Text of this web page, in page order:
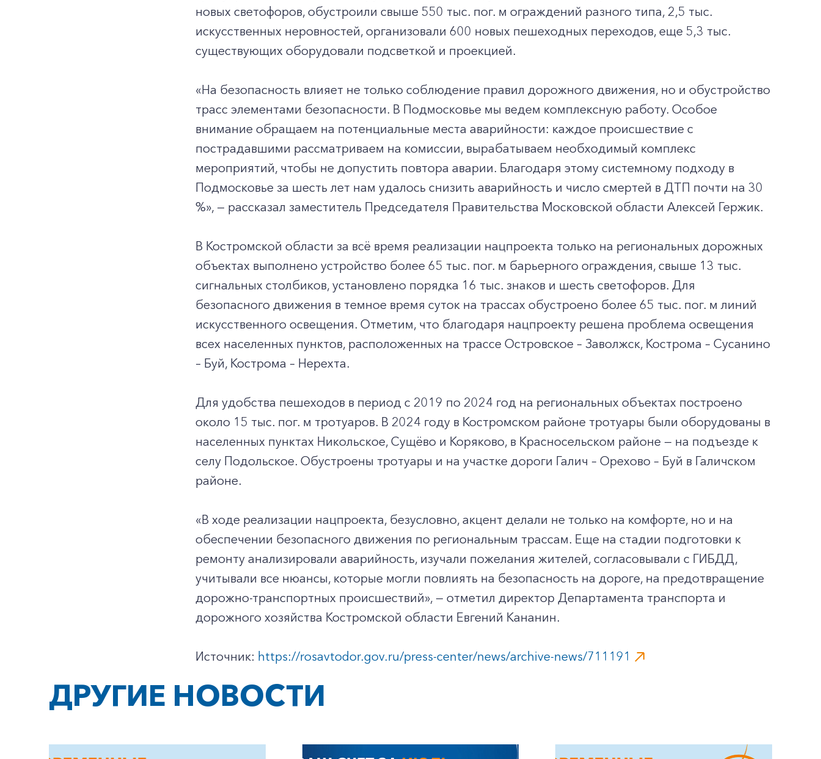
Заказать обратный звонок
новых светофоров, обустроили свыше 550 тыс. пог. м ограждений разного типа, 2,5 тыс.
искусственных неровностей, организовали 600 новых пешеходных переходов, еще 5,3 тыс.
существующих оборудовали подсветкой и проекцией.
«На безопасность влияет не только соблюдение правил дорожного движения, но и обустройство
трасс элементами безопасности. В Подмосковье мы ведем комплексную работу. Особое
внимание обращаем на потенциальные места аварийности: каждое происшествие с
пострадавшими рассматриваем на комиссии, вырабатываем необходимый комплекс
мероприятий, чтобы не допустить повтора аварии. Благодаря этому системному подходу в
Подмосковье за шесть лет нам удалось снизить аварийность и число смертей в ДТП почти на 30
%», — рассказал заместитель Председателя Правительства Московской области Алексей Гержик.
В Костромской области за всё время реализации нацпроекта только на региональных дорожных
объектах выполнено устройство более 65 тыс. пог. м барьерного ограждения, свыше 13 тыс.
сигнальных столбиков, установлено порядка 16 тыс. знаков и шесть светофоров. Для
безопасного движения в темное время суток на трассах обустроено более 65 тыс. пог. м линий
искусственного освещения. Отметим, что благодаря нацпроекту решена проблема освещения
всех населенных пунктов, расположенных на трассе Островское – Заволжск, Кострома – Сусанино
– Буй, Кострома – Нерехта.
Для удобства пешеходов в период с 2019 по 2024 год на региональных объектах построено
около 15 тыс. пог. м тротуаров. В 2024 году в Костромском районе тротуары были оборудованы в
населенных пунктах Никольское, Сущёво и Коряково, в Красносельском районе — на подъезде к
селу Подольское. Обустроены тротуары и на участке дороги Галич – Орехово – Буй в Галичском
районе.
«В ходе реализации нацпроекта, безусловно, акцент делали не только на комфорте, но и на
обеспечении безопасного движения по региональным трассам. Еще на стадии подготовки к
ремонту анализировали аварийность, изучали пожелания жителей, согласовывали с ГИБДД,
учитывали все нюансы, которые могли повлиять на безопасность на дороге, на предотвращение
дорожно-транспортных происшествий», — отметил директор Департамента транспорта и
дорожного хозяйства Костромской области Евгений Кананин.
Источник: https://rosavtodor.gov.ru/press-center/news/archive-news/711191
ДРУГИЕ НОВОСТИ